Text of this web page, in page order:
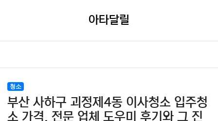
아타달릴
청소
부산 사하구 괴정제4동 이사청소 입주청
소 가격, 전문 업체 도우미 후기와 그 진